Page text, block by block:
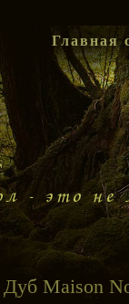
Главная
Дуб Maison